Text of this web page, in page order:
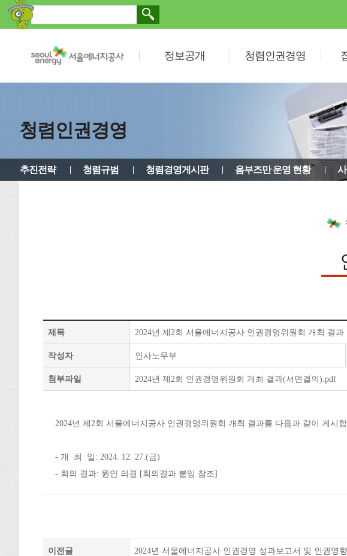
정보공개 청렴인권경영
청렴인권경영
추진전략 청렴규범 청렴경영게시판 옴부즈만 운영 현황
제목 2024년 제2회 서울에너지공사 인권경영위원회 개최 결과
작성자 인사노무부
첨부파일 2024년 제2회 인권경영위원회 개최 결과(서면결의).pdf
2024년 제2회 서울에너지공사 인권경영위원회 개최 결과를 다음과 같이 게시합
- 개 최 일: 2024. 12. 27.(금)
- 회의 결과: 원안 의결 [회의결과 붙임 참조]
이전글 2024년 서울에너지공사 인권경영 성과보고서 및 인권영